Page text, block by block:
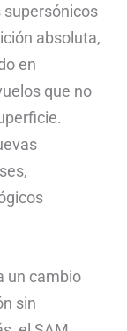
supersónicos
absoluta,
en
que no
un cambio
sin